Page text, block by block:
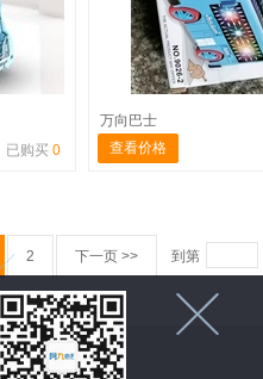
已购买 0
万向巴士
查看价格
2 下一页 >> 到第
